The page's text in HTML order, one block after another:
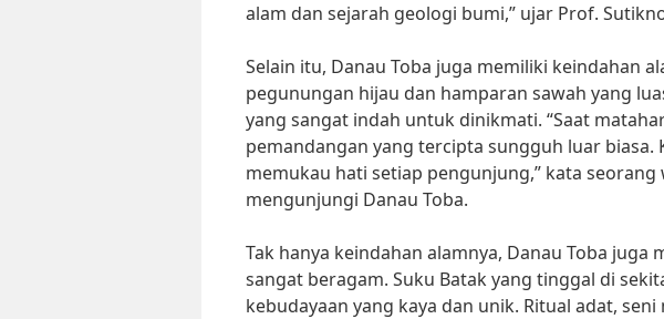
alam dan sejarah geologi bumi,” ujar Prof.
Selain itu, Danau Toba juga memiliki keindahan
pegunungan hijau dan hamparan sawah yang
yang sangat indah untuk dinikmati. “Saat
pemandangan yang tercipta sungguh luar biasa.
memukau hati setiap pengunjung,” kata
mengunjungi Danau Toba.
Tak hanya keindahan alamnya, Danau Toba juga
sangat beragam. Suku Batak yang tinggal di
kebudayaan yang kaya dan unik. Ritual adat,